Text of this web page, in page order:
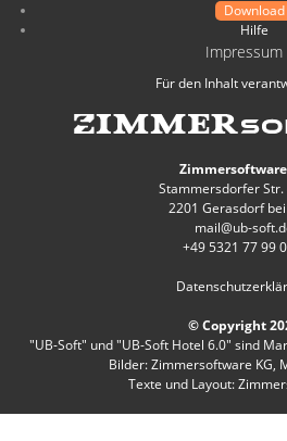
Download
Hilfe
Impressum
Für den Inhalt
Zimmersoftware
Stammersdorfer Str.
2201 Gerasdorf
mail@ub-
+49 5321 77 99
© Copyright
"UB-Soft" und "UB-Soft Hotel 6.0" sind
Bilder: Zimmersoftware KG,
Texte und Layout: